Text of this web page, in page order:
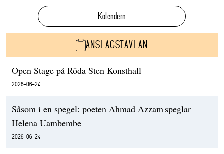
Kalendern
ANSLAGSTAVLAN
Open Stage på Röda Sten Konsthall
2026-06-24
Såsom i en spegel: poeten Ahmad Azzam speglar
Helena Uambembe
2026-06-24